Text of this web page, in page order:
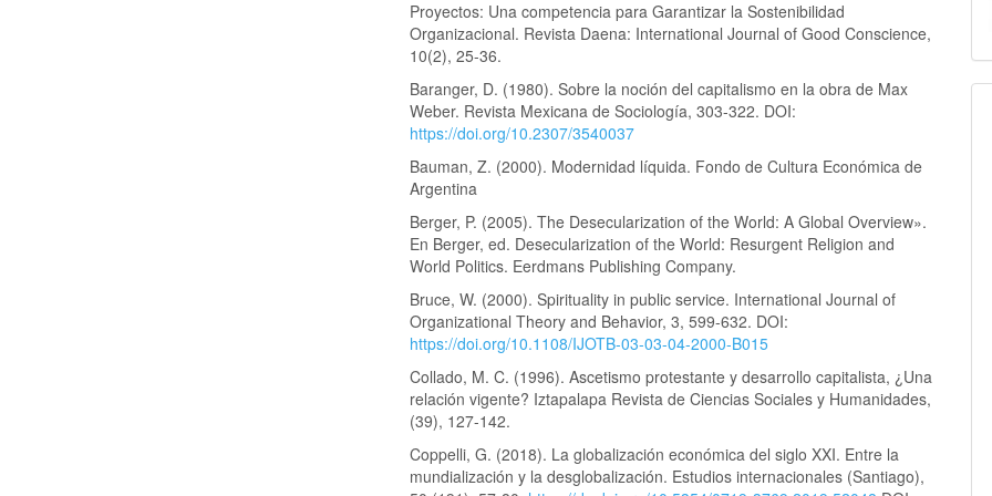
Proyectos: Una competencia para Garantizar la Sostenibilidad
Organizacional. Revista Daena: International Journal of Good Conscience,
10(2), 25-36.
Baranger, D. (1980). Sobre la noción del capitalismo en la obra de Max
Weber. Revista Mexicana de Sociología, 303-322. DOI:
https://doi.org/10.2307/3540037
Bauman, Z. (2000). Modernidad líquida. Fondo de Cultura Económica de
Argentina
Berger, P. (2005). The Desecularization of the World: A Global Overview».
En Berger, ed. Desecularization of the World: Resurgent Religion and
World Politics. Eerdmans Publishing Company.
Bruce, W. (2000). Spirituality in public service. International Journal of
Organizational Theory and Behavior, 3, 599-632. DOI:
https://doi.org/10.1108/IJOTB-03-03-04-2000-B015
Collado, M. C. (1996). Ascetismo protestante y desarrollo capitalista, ¿Una
relación vigente? Iztapalapa Revista de Ciencias Sociales y Humanidades,
(39), 127-142.
Coppelli, G. (2018). La globalización económica del siglo XXI. Entre la
mundialización y la desglobalización. Estudios internacionales (Santiago),